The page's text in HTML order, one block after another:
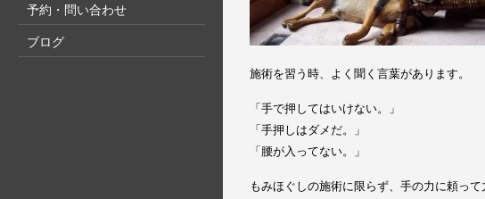
予約・問い合わせ
ブログ
施術を習う時、よく聞く言葉があります。
「手で押してはいけない。」
「手押しはダメだ。」
「腰が入ってない。」
もみほぐしの施術に限らず、手の力に頼っ